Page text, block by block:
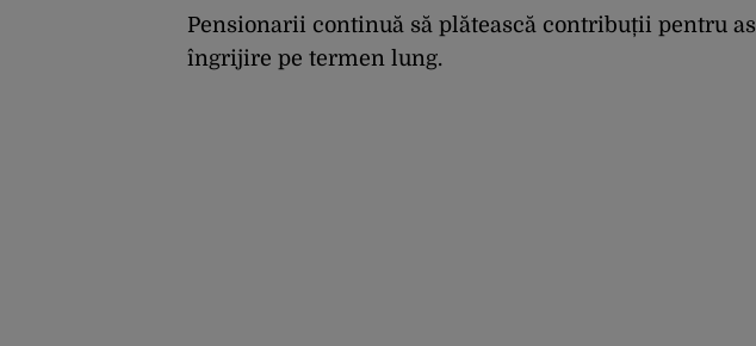
Pensionarii continuă să plătească contribuții pentru
îngrijire pe termen lung.